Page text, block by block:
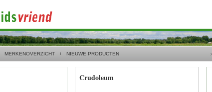
MERKENOVERZICHT NIEUWE PRODUCTEN
Crudoleum